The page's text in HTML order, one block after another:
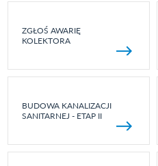
ZGŁOŚ AWARIĘ
KOLEKTORA
BUDOWA KANALIZACJI
SANITARNEJ - ETAP II